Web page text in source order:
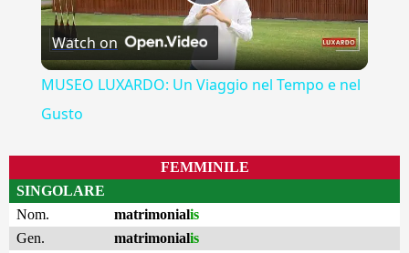
Video
Watch on
MUSEO LUXARDO: Un Viaggio nel Tempo e nel
Gusto
FEMMINILE
SINGOLARE
Nom.
matrimonialis
Gen.
matrimonialis